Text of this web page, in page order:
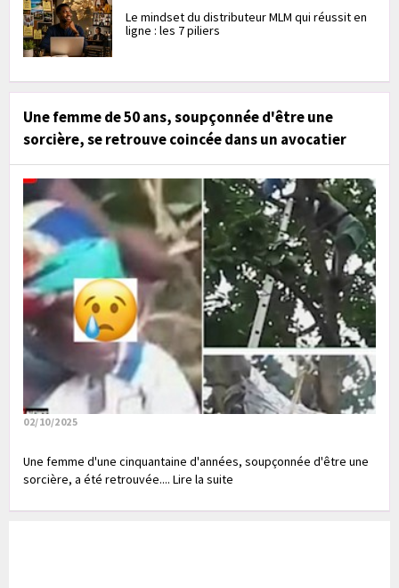
Le mindset du distributeur MLM qui réussit en
ligne : les 7 piliers
Une femme de 50 ans, soupçonnée d'être une
sorcière, se retrouve coincée dans un avocatier
02/10/2025
Une femme d'une cinquantaine d'années, soupçonnée d'être une
sorcière, a été retrouvée.... Lire la suite